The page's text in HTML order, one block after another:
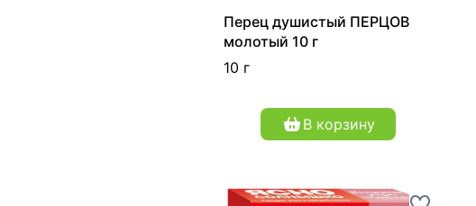
Перец душистый ПЕРЦОВ
молотый 10 г
10 г
В корзину